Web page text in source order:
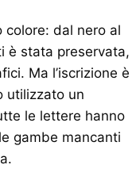
colore: dal nero al
è stata preservata,
Ma l’iscrizione è
utilizzato un
le lettere hanno
gambe mancanti